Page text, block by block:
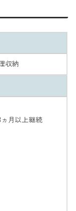
収納
月以上継続